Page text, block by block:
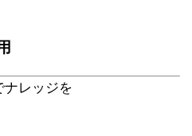
ナレッジを